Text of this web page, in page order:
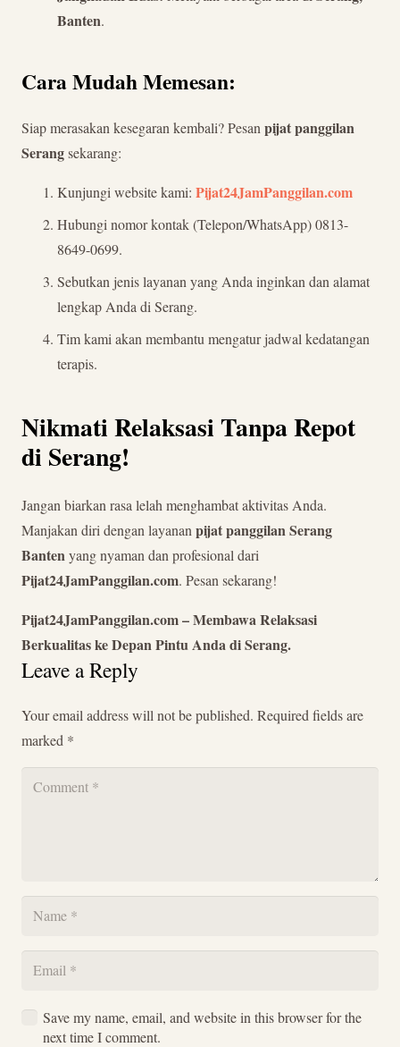
Banten.
Cara Mudah Memesan:
Siap merasakan kesegaran kembali? Pesan pijat panggilan
Serangsekarang:
Kunjungi website kami: Pijat24JamPanggilan.com
Hubungi nomor kontak (Telepon/WhatsApp) 0813-
8649-0699.
Sebutkan jenis layanan yang Anda inginkan dan alamat
lengkap Anda di Serang.
Tim kami akan membantu mengatur jadwal kedatangan
terapis.
Nikmati Relaksasi Tanpa Repot
di Serang!
Jangan biarkan rasa lelah menghambat aktivitas Anda.
Manjakan diri dengan layanan pijat panggilan Serang
Banten yang nyaman dan profesional dari
Pijat24JamPanggilan.com. Pesan sekarang!
Pijat24JamPanggilan.com – Membawa Relaksasi
Berkualitas ke Depan Pintu Anda di Serang.
Leave a Reply
Your email address will not be published. Required fields are
marked *
Save my name, email, and website in this browser for the
next time I comment.